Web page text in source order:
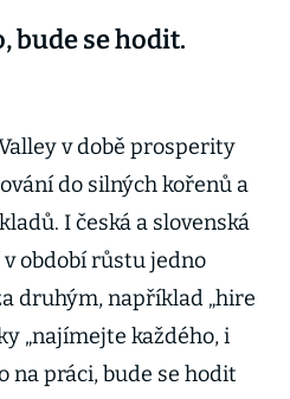
bude se hodit.
v době prosperity
do silných kořenů a
I česká a slovenská
období růstu jedno
druhým, například „hire
„najímejte každého, i
na práci, bude se hodit